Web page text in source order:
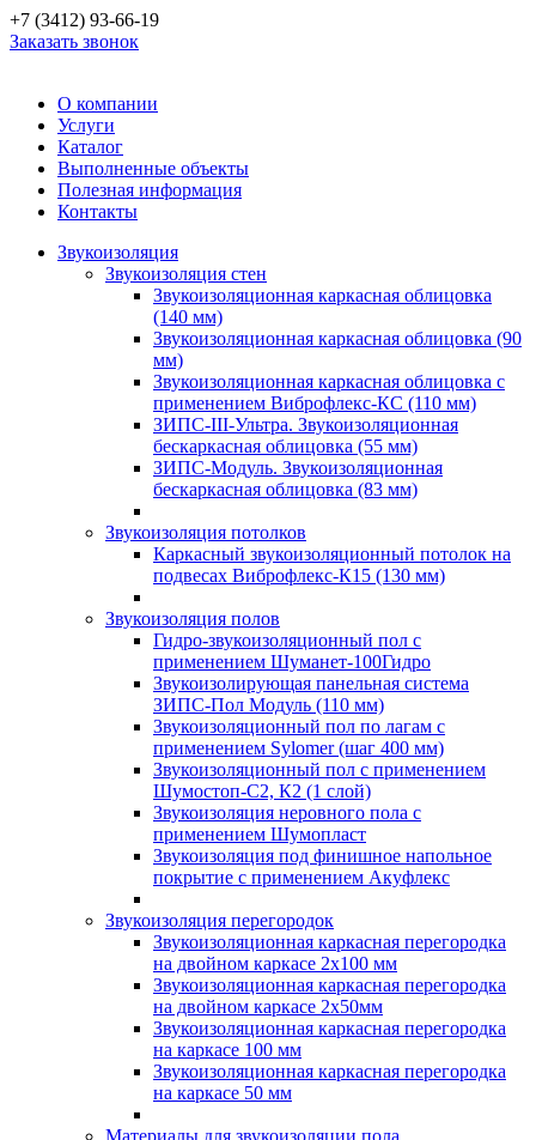
+7 (3412) 93-66-19
Заказать звонок
О компании
Услуги
Каталог
Выполненные объекты
Полезная информация
Контакты
Звукоизоляция
Звукоизоляция стен
Звукоизоляционная каркасная облицовка
(140 мм)
Звукоизоляционная каркасная облицовка (90
мм)
Звукоизоляционная каркасная облицовка с
применением Виброфлекс-КС (110 мм)
ЗИПС-III-Ультра. Звукоизоляционная
бескаркасная облицовка (55 мм)
ЗИПС-Модуль. Звукоизоляционная
бескаркасная облицовка (83 мм)
Звукоизоляция потолков
Каркасный звукоизоляционный потолок на
подвесах Виброфлекс-К15 (130 мм)
Звукоизоляция полов
Гидро-звукоизоляционный пол с
применением Шуманет-100Гидро
Звукоизолирующая панельная система
ЗИПС-Пол Модуль (110 мм)
Звукоизоляционный пол по лагам с
применением Sylomer (шаг 400 мм)
Звукоизоляционный пол с применением
Шумостоп-С2, К2 (1 слой)
Звукоизоляция неровного пола с
применением Шумопласт
Звукоизоляция под финишное напольное
покрытие с применением Акуфлекс
Звукоизоляция перегородок
Звукоизоляционная каркасная перегородка
на двойном каркасе 2х100 мм
Звукоизоляционная каркасная перегородка
на двойном каркасе 2х50мм
Звукоизоляционная каркасная перегородка
на каркасе 100 мм
Звукоизоляционная каркасная перегородка
на каркасе 50 мм
Материалы для звукоизоляции пола